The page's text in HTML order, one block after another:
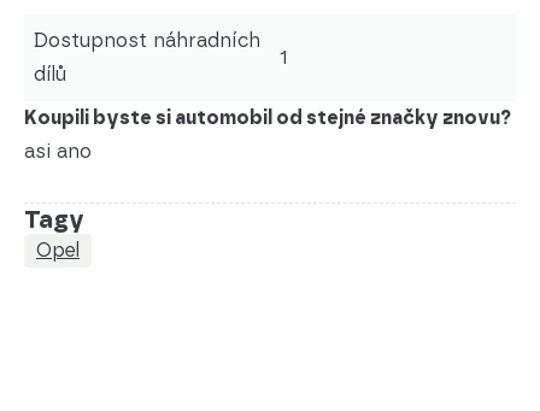
Dostupnost náhradních
dílů
1
Koupili byste si automobil od stejné značky znovu?
asi ano
Tagy
Opel